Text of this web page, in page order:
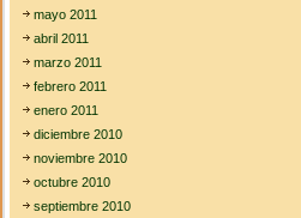
mayo 2011
abril 2011
marzo 2011
febrero 2011
enero 2011
diciembre 2010
noviembre 2010
octubre 2010
septiembre 2010